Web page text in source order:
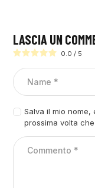
LASCIA UN
0.0 / 5
Salva il mio
prossima volta